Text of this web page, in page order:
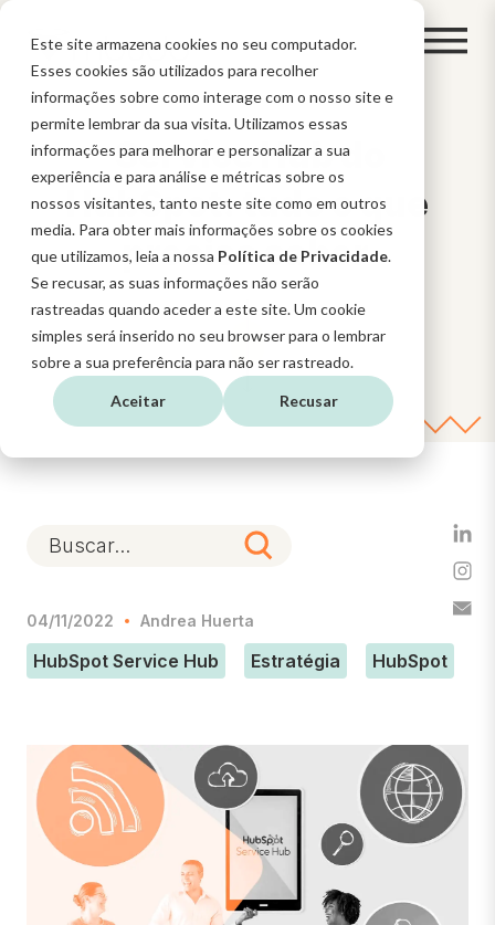
Este site armazena cookies no seu computador.
Esses cookies são utilizados para recolher
informações sobre como interage com o nosso site e
permite lembrar da sua visita. Utilizamos essas
informações para melhorar e personalizar a sua
experiência e para análise e métricas sobre os
nossos visitantes, tanto neste site como em outros
media. Para obter mais informações sobre os cookies
que utilizamos, leia a nossa Política de Privacidade.
Se recusar, as suas informações não serão
rastreadas quando aceder a este site. Um cookie
simples será inserido no seu browser para o lembrar
sobre a sua preferência para não ser rastreado.
Aceitar Recusar
Service Hub do
HubSpot: tudo o que
precisa saber
04/11/2022 Andrea Huerta
HubSpot Service Hub Estratégia HubSpot